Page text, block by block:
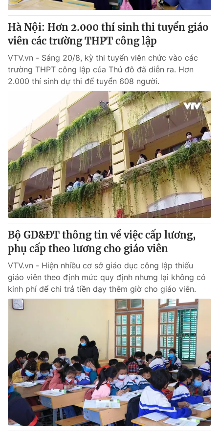
Hà Nội: Hơn 2.000 thí sinh thi tuyển giáo
viên các trường THPT công lập
VTV.vn - Sáng 20/8, kỳ thi tuyển viên chức vào các
trường THPT công lập của Thủ đô đã diễn ra. Hơn
2.000 thí sinh dự thi để tuyển 608 người.
Bộ GD&ĐT thông tin về việc cấp lương,
phụ cấp theo lương cho giáo viên
VTV.vn - Hiện nhiều cơ sở giáo dục công lập thiếu
giáo viên theo định mức quy định nhưng lại không có
kinh phí để chi trả tiền dạy thêm giờ cho giáo viên.